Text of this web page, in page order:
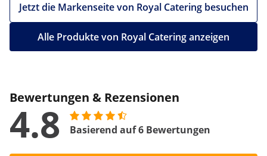
Jetzt die Markenseite von Royal Catering besuchen
Alle Produkte von Royal Catering anzeigen
Bewertungen & Rezensionen
4.8 Basierend auf 6 Bewertungen